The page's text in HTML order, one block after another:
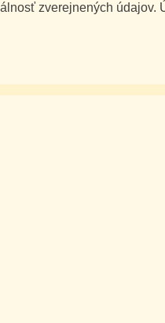
zverejnených údajov.